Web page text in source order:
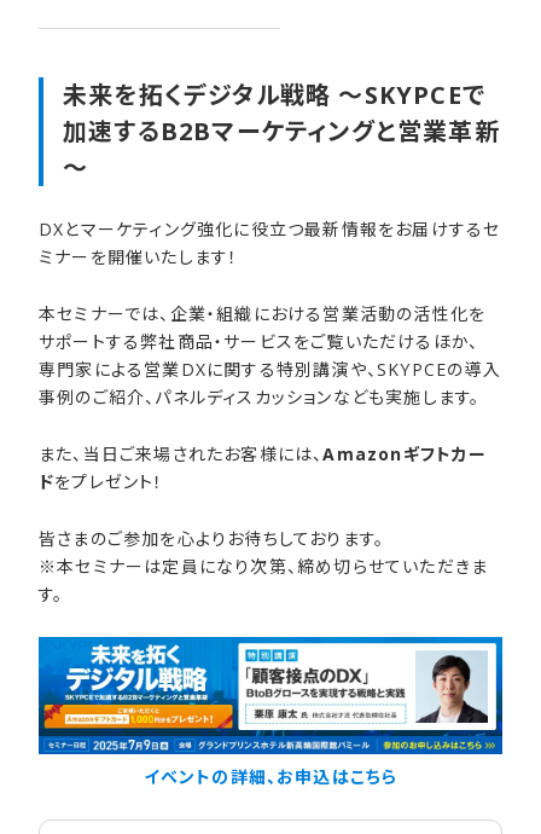
未来を​拓く​デジタル戦略 ～SKYPCEで​
加速する​B2Bマーケティングと​営業革新
～
DXとマーケティング強化に役立つ最新情報をお届けするセ
ミナーを開催いたします！
本セミナーでは、企業・組織における営業活動の活性化を
サポートする弊社商品・サービスをご覧いただけるほか、
専門家による営業DXに関する特別講演や、SKYPCEの導入
事例のご紹介、パネルディスカッションなども実施します。
また、当日ご来場されたお客様には、Amazonギフトカー
ドをプレゼント！
皆さまのご参加を心よりお待ちしております。
※本セミナーは定員になり次第、締め切らせていただきま
す。
イベントの詳細、お申込はこちら